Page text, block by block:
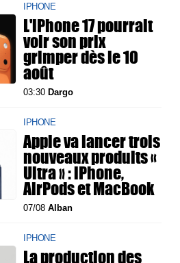
IPHONE
L'iPhone 17 pourrait
voir son prix
grimper dès le 10
août
03:30Dargo
IPHONE
Apple va lancer trois
nouveaux produits «
Ultra » : iPhone,
AirPods et MacBook
07/08Alban
IPHONE
La production des